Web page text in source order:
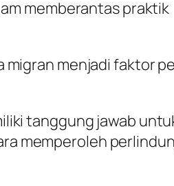
memberantas praktik
migran menjadi faktor
tanggung jawab
memperoleh